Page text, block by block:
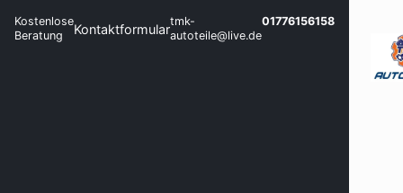
Kostenlose
Beratung
Kontaktformulartmk-
autoteile@live.de
01776156158